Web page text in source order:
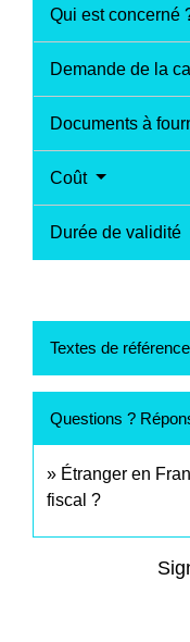
Qui est concerné
Demande de la
Documents à
Coût
Durée de validité
Textes de référence
Questions ?
Étranger en
fiscal ?